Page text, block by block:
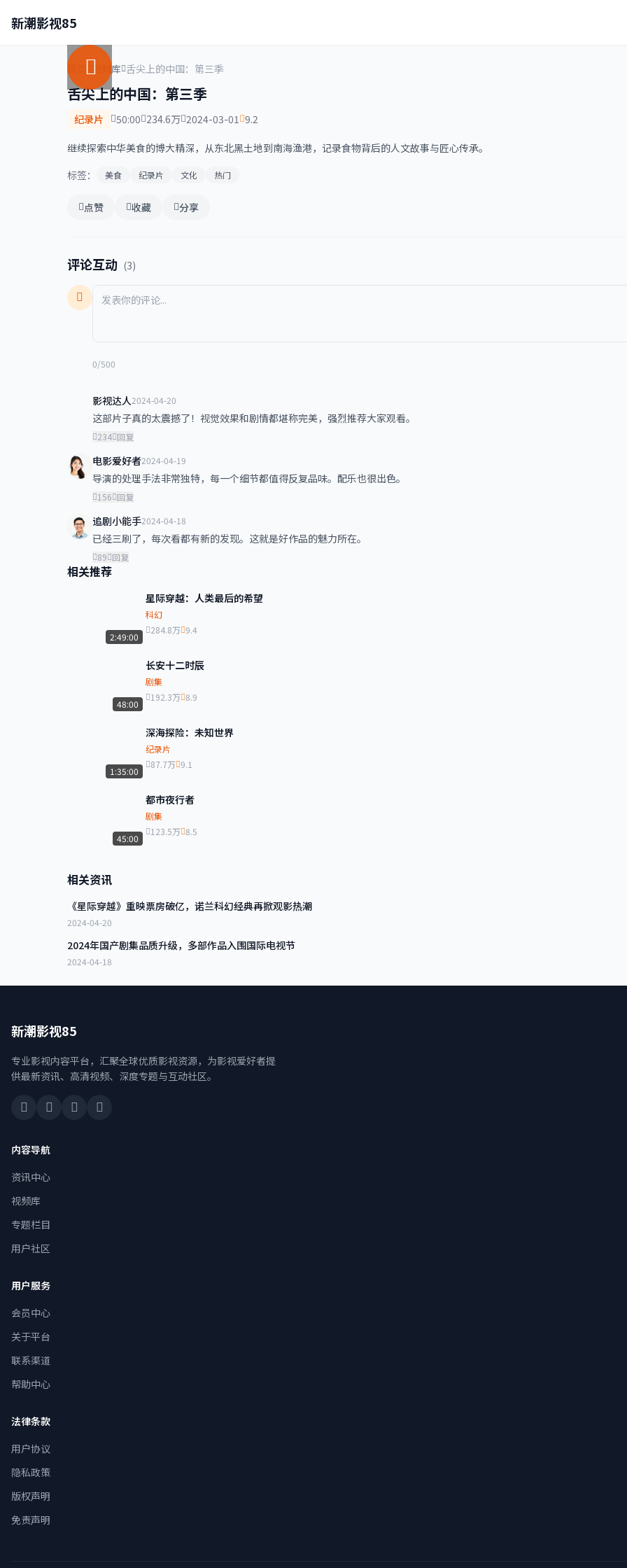
新潮影视85
首页 视频库 舌尖上的中国：第三季
舌尖上的中国：第三季
纪录片 50:00 234.6万 2024-03-01 9.2
继续探索中华美食的博大精深，从东北黑土地到南海渔港，记录食物背后的人文故事与匠心传承。
标签：
美食 纪录片 文化 热门
点赞 收藏 分享
评论互动 (3)
0/500
影视达人2024-04-20
这部片子真的太震撼了！视觉效果和剧情都堪称完美，强烈推荐大家观看。
234 回复
电影爱好者2024-04-19
导演的处理手法非常独特，每一个细节都值得反复品味。配乐也很出色。
156 回复
追剧小能手2024-04-18
已经三刷了，每次看都有新的发现。这就是好作品的魅力所在。
89 回复
相关推荐
2:49:00
星际穿越：人类最后的希望
科幻
284.8万 9.4
48:00
长安十二时辰
剧集
192.3万 8.9
1:35:00
深海探险：未知世界
纪录片
87.7万 9.1
45:00
都市夜行者
剧集
123.5万 8.5
相关资讯
《星际穿越》重映票房破亿，诺兰科幻经典再掀观影热潮
2024-04-20
2024年国产剧集品质升级，多部作品入围国际电视节
2024-04-18
新潮影视85
专业影视内容平台，汇聚全球优质影视资源，为影视爱好者提
供最新资讯、高清视频、深度专题与互动社区。
内容导航
资讯中心
视频库
专题栏目
用户社区
用户服务
会员中心
关于平台
联系渠道
帮助中心
法律条款
用户协议
隐私政策
版权声明
免责声明